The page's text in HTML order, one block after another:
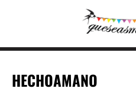
HECHOAMANO